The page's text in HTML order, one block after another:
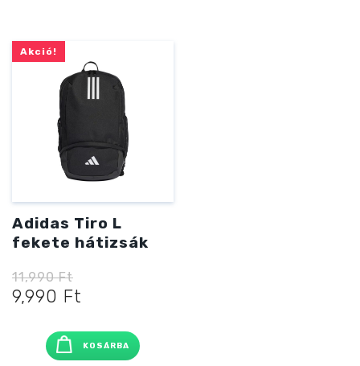
Akció!
Adidas Tiro L
fekete hátizsák
11,990Ft
Original
was:
11,990 Ft
9,990 Ft
is:
9,990 Ft
KOSÁRBA